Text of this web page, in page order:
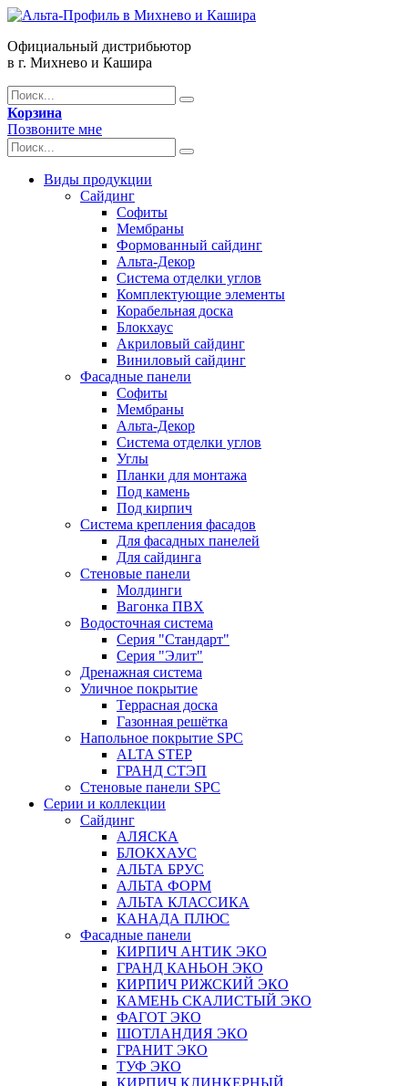
Официальный дистрибьютор
в г. Михнево и Кашира
Корзина
Позвоните мне
Виды продукции
Сайдинг
Софиты
Мембраны
Формованный сайдинг
Альта-Декор
Система отделки углов
Комплектующие элементы
Корабельная доска
Блокхаус
Акриловый сайдинг
Виниловый сайдинг
Фасадные панели
Софиты
Мембраны
Альта-Декор
Система отделки углов
Углы
Планки для монтажа
Под камень
Под кирпич
Система крепления фасадов
Для фасадных панелей
Для сайдинга
Стеновые панели
Молдинги
Вагонка ПВХ
Водосточная система
Серия "Стандарт"
Серия "Элит"
Дренажная система
Уличное покрытие
Террасная доска
Газонная решётка
Напольное покрытие SPC
ALTA STEP
ГРАНД СТЭП
Стеновые панели SPC
Серии и коллекции
Сайдинг
АЛЯСКА
БЛОКХАУС
АЛЬТА БРУС
АЛЬТА ФОРМ
АЛЬТА КЛАССИКА
КАНАДА ПЛЮС
Фасадные панели
КИРПИЧ АНТИК ЭКО
ГРАНД КАНЬОН ЭКО
КИРПИЧ РИЖСКИЙ ЭКО
КАМЕНЬ СКАЛИСТЫЙ ЭКО
ФАГОТ ЭКО
ШОТЛАНДИЯ ЭКО
ГРАНИТ ЭКО
ТУФ ЭКО
КИРПИЧ КЛИНКЕРНЫЙ